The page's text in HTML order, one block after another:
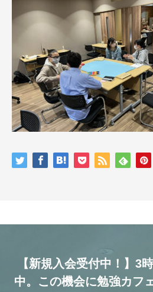
【新規入会受付中！】3
中。この機会に勉強カフ